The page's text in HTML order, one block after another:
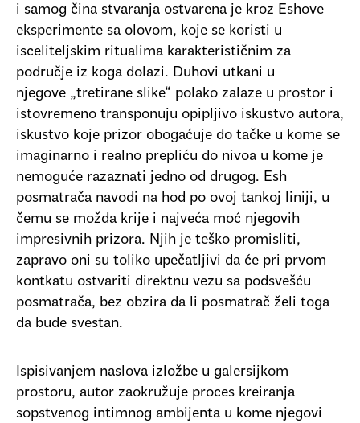
i samog čina stvaranja ostvarena je kroz Eshove
eksperimente sa olovom, koje se koristi u
isceliteljskim ritualima karakterističnim za
područje iz koga dolazi. Duhovi utkani u
njegove „tretirane slike“ polako zalaze u prostor i
istovremeno transponuju opipljivo iskustvo autora,
iskustvo koje prizor obogaćuje do tačke u kome se
imaginarno i realno prepliću do nivoa u kome je
nemoguće razaznati jedno od drugog. Esh
posmatrača navodi na hod po ovoj tankoj liniji, u
čemu se možda krije i najveća moć njegovih
impresivnih prizora. Njih je teško promisliti,
zapravo oni su toliko upečatljivi da će pri prvom
kontkatu ostvariti direktnu vezu sa podsvešću
posmatrača, bez obzira da li posmatrač želi toga
da bude svestan.
Ispisivanjem naslova izložbe u galersijkom
prostoru, autor zaokružuje proces kreiranja
sopstvenog intimnog ambijenta u kome njegovi